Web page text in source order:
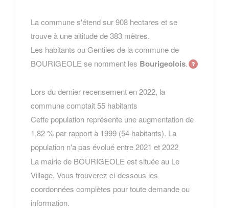
La commune s'étend sur 908 hectares et se
trouve à une altitude de 383 mètres.
Les habitants ou Gentiles de la commune de
BOURIGEOLE se nomment les Bourigeolois.
Lors du dernier recensement en 2022, la
commune comptait 55 habitants
Cette population représente une augmentation de
1,82 % par rapport à 1999 (54 habitants). La
population n'a pas évolué entre 2021 et 2022
La mairie de BOURIGEOLE est située au Le
Village. Vous trouverez ci-dessous les
coordonnées complètes pour toute demande ou
information.